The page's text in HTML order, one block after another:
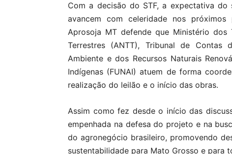
Com a decisão do STF, a expectativa
avancem com celeridade nos
Aprosoja MT defende que Ministério dos
Terrestres (ANTT), Tribunal de
Ambiente e dos Recursos Naturais
Indígenas (FUNAI) atuem de forma
realização do leilão e o início das obras.
Assim como fez desde o início das
empenhada na defesa do projeto e na
do agronegócio brasileiro, promovendo
sustentabilidade para Mato Grosso e para